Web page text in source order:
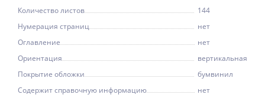
Количество листов
144
Нумерация страниц
нет
Оглавление
нет
Ориентация
вертикальная
Покрытие обложки
бумвинил
Содержит справочную информацию
нет